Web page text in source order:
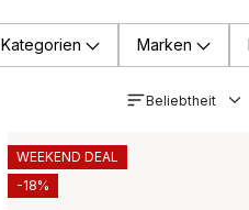
Kategorien Marken
Beliebtheit
WEEKEND DEAL
-18%